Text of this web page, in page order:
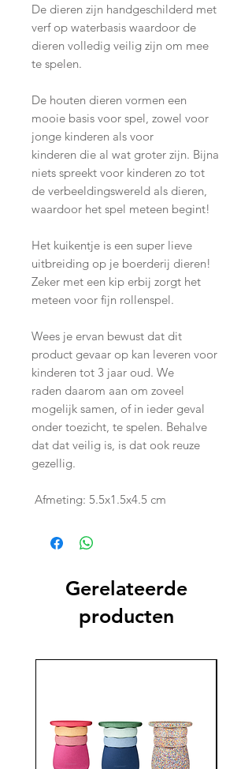
De dieren zijn handgeschilderd met
verf op waterbasis waardoor de
dieren volledig veilig zijn om mee
te spelen.
De houten dieren vormen een
mooie basis voor spel, zowel voor
jonge kinderen als voor
kinderen die al wat groter zijn. Bijna
niets spreekt voor kinderen zo tot
de verbeeldingswereld als dieren,
waardoor het spel meteen begint!
Het kuikentje is een super lieve
uitbreiding op je boerderij dieren!
Zeker met een kip erbij zorgt het
meteen voor fijn rollenspel.
Wees je ervan bewust dat dit
product gevaar op kan leveren voor
kinderen tot 3 jaar oud. We
raden daarom aan om zoveel
mogelijk samen, of in ieder geval
onder toezicht, te spelen. Behalve
dat dat veilig is, is dat ook reuze
gezellig.
Afmeting: 5.5x1.5x4.5 cm
Gerelateerde
producten